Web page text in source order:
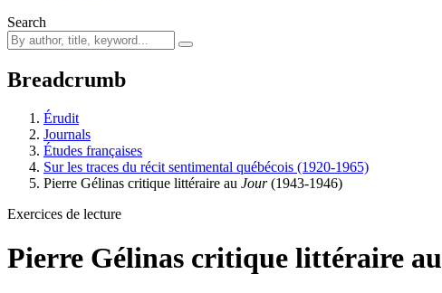
Search
Breadcrumb
Érudit
Journals
Études françaises
Sur les traces du récit sentimental québécois (1920-1965)
Pierre Gélinas critique littéraire au Jour(1943-1946)
Exercices de lecture
Pierre Gélinas critique littéraire au